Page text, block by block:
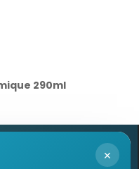
290ml
×